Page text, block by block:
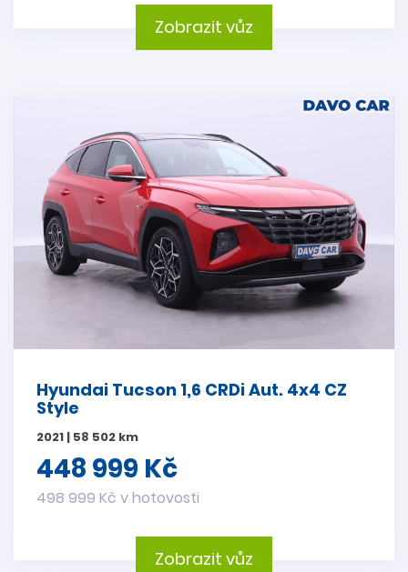
Zobrazit vůz
Hyundai Tucson 1,6 CRDi Aut. 4x4 CZ
Style
2021 | 58 502 km
448 999 Kč
498 999 Kč v hotovosti
Zobrazit vůz